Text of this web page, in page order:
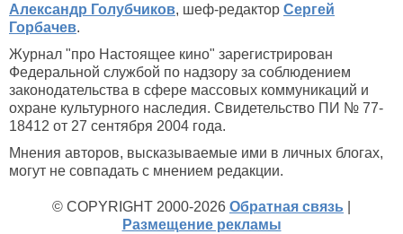
Александр Голубчиков, шеф-редактор Сергей
Горбачев.
Журнал "про Настоящее кино" зарегистрирован
Федеральной службой по надзору за соблюдением
законодательства в сфере массовых коммуникаций и
охране культурного наследия. Свидетельство ПИ № 77-
18412 от 27 сентября 2004 года.
Мнения авторов, высказываемые ими в личных блогах,
могут не совпадать с мнением редакции.
© COPYRIGHT 2000-2026 Обратная связь
Размещение рекламы